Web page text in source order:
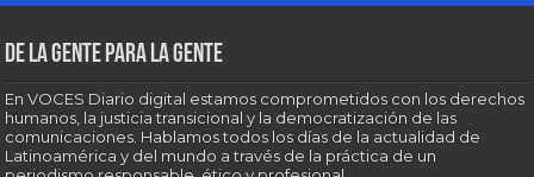
De la gente para la gente
En VOCES Diario digital estamos comprometidos con los derechos
humanos, la justicia transicional y la democratización de las
comunicaciones. Hablamos todos los días de la actualidad de
Latinoamérica y del mundo a través de la práctica de un